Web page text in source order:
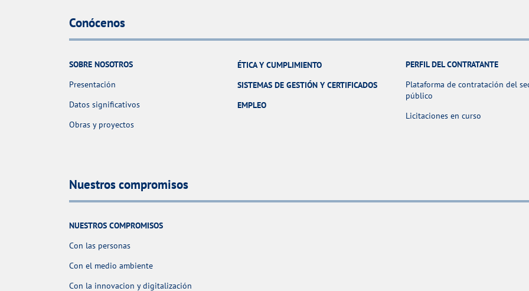
Conócenos
SOBRE NOSOTROS
Presentación
Datos significativos
Obras y proyectos
ÉTICA Y CUMPLIMIENTO
SISTEMAS DE GESTIÓN Y CERTIFICADOS
EMPLEO
PERFIL DEL CONTRATANTE
Plataforma de contratación del
público
Licitaciones en curso
Nuestros compromisos
NUESTROS COMPROMISOS
Con las personas
Con el medio ambiente
Con la innovacion y digitalización